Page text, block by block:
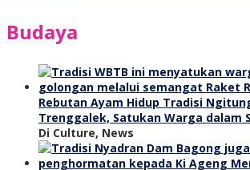
Budaya
Rebutan Ayam Hidup Tradisi
Trenggalek, Satukan Warga dalam
Di Culture, News